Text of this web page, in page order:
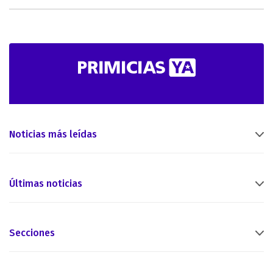
Noticias más leídas
Últimas noticias
Secciones